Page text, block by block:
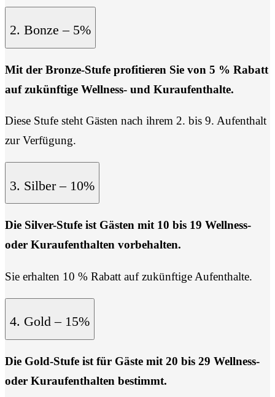
2. Bonze – 5%
Mit der Bronze-Stufe profitieren Sie von 5 % Rabatt
auf zukünftige Wellness- und Kuraufenthalte.
Diese Stufe steht Gästen nach ihrem 2. bis 9. Aufenthalt
zur Verfügung.
3. Silber – 10%
Die Silver-Stufe ist Gästen mit 10 bis 19 Wellness-
oder Kuraufenthalten vorbehalten.
Sie erhalten 10 % Rabatt auf zukünftige Aufenthalte.
4. Gold – 15%
Die Gold-Stufe ist für Gäste mit 20 bis 29 Wellness-
oder Kuraufenthalten bestimmt.